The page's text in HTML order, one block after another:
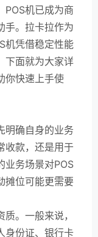
POS机已成为商
手。拉卡拉作为
机凭借稳定性能
下面就为大家详
你快速上手使
明确自身的业务
收款，还是用于
业务场景对POS
摊位可能更需要
。一般来说，
身份证、银行卡